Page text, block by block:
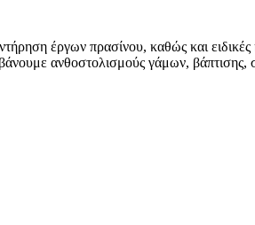
έργων πρασίνου, καθώς και
ανθοστολισμούς γάμων, βάπτισης,